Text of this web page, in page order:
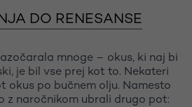
DO RENESANSE
mnoge – okus, ki naj bi
je bil vse prej kot to. Nekateri
okus po bučnem olju. Namesto
z naročnikom ubrali drugo pot: